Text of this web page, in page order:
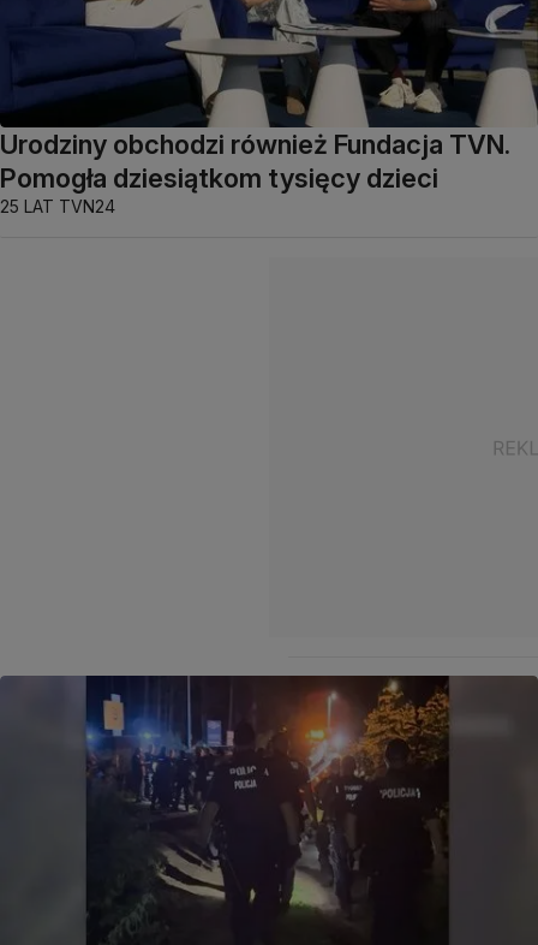
Urodziny obchodzi również Fundacja TVN.
Pomogła dziesiątkom tysięcy dzieci
25 LAT TVN24